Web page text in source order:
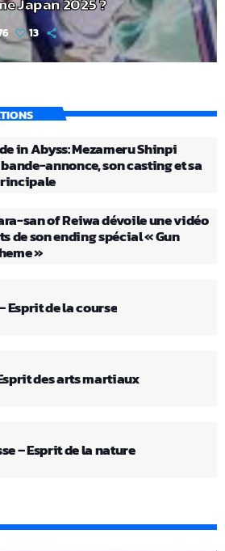
Japan 2025 ?
13
in Abyss: Mezameru Shinpi
annonce, son casting et sa
san of Reiwa dévoile une vidéo
de son ending spécial « Gun
»
Esprit de la course
des arts martiaux
– Esprit de la nature